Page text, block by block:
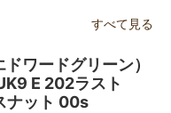
すべて見る
ワードグリーン）
E 202ラスト
ナット 00s